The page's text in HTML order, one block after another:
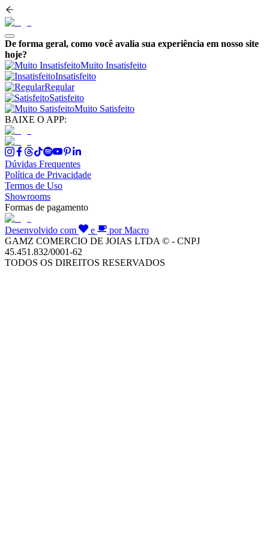
De forma geral, como você avalia sua experiência em nosso site
hoje?
Muito Insatisfeito
Insatisfeito
Regular
Satisfeito
Muito Satisfeito
BAIXE O APP:
Dúvidas Frequentes
Política de Privacidade
Termos de Uso
Showrooms
Formas de pagamento
Desenvolvido com e
por Macro
GAMZ COMERCIO DE JOIAS LTDA © - CNPJ
45.451.832/0001-62
TODOS OS DIREITOS RESERVADOS